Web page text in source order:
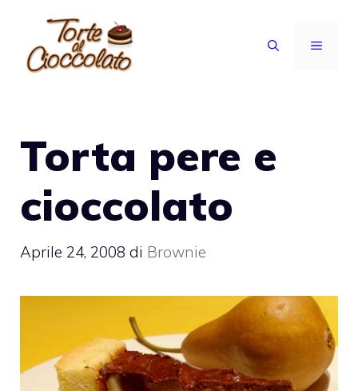
contenuto
MENU
Torta pere e
cioccolato
Aprile 24, 2008 di Brownie